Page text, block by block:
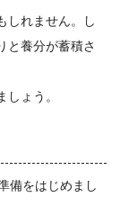
しれません。し
と養分が蓄積さ
ょう。
備をはじめまし